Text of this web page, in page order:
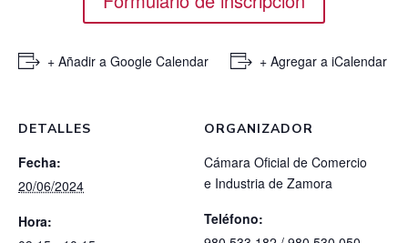
+ Añadir a Google Calendar + Agregar a iCalendar
DETALLES
Fecha:
20/06/2024
Hora:
ORGANIZADOR
Cámara Oficial de Comercio
e Industria de Zamora
Teléfono: